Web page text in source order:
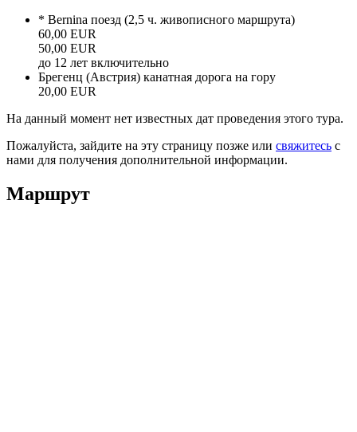
* Bernina поезд (2,5 ч. живописного маршрута)
60,00 EUR
50,00 EUR
до 12 лет включительно
Брегенц (Австрия) канатная дорога на гору
20,00 EUR
На данный момент нет известных дат проведения этого тура.
Пожалуйста, зайдите на эту страницу позже или свяжитесь с
нами для получения дополнительной информации.
Маршрут